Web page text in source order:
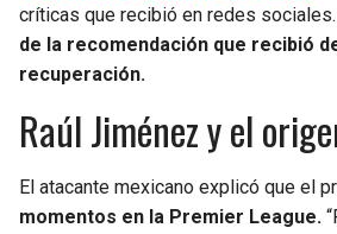
críticas que recibió en redes sociales.
de la recomendación que recibió
recuperación.
Raúl Jiménez y el
El atacante mexicano explicó que el
momentos en la Premier League.